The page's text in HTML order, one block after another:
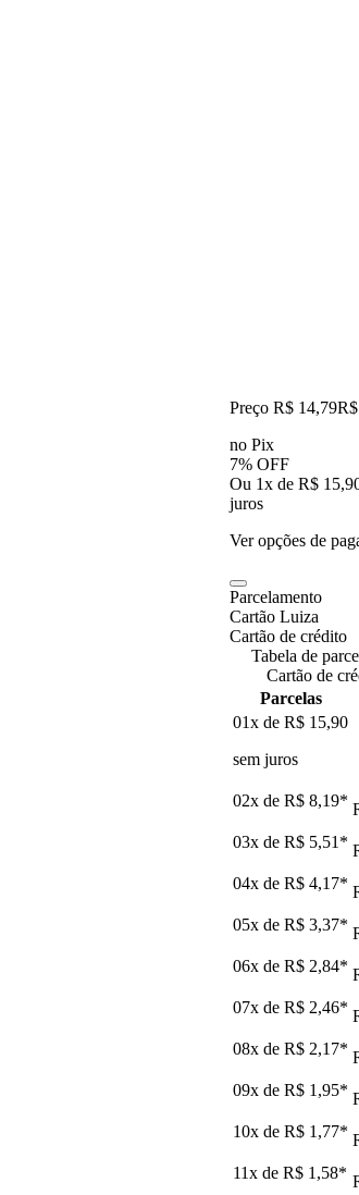
Preço R$ 14,79R$
no Pix
7% OFF
Ou 1x de R$
juros
Ver opções de
Parcelamento
Cartão Luiza
Cartão de crédito
Tabela de
Cartão de
Parcelas
01x de R$ 15,90
sem juros
02x de R$ 8,19*
03x de R$ 5,51 *
04x de R$ 4,17*
05x de R$ 3,37*
06x de R$ 2,84*
07x de R$ 2,46*
08x de R$ 2,17*
09x de R$ 1,95*
10x de R$ 1,77*
11x de R$ 1,58*